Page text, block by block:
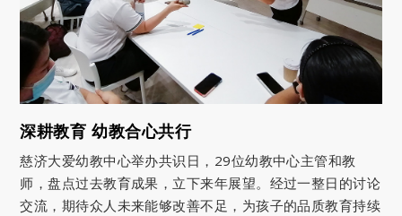
深耕教育 幼教合心共行
慈济大爱幼教中心举办共识日，29位幼教中心主管和教
师，盘点过去教育成果，立下来年展望。经过一整日的讨论
交流，期待众人未来能够改善不足，为孩子的品质教育持续